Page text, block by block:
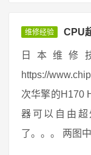
维修经验 CPU
日本维修
https://
次华擎的H170
器可以自由
了。。。 两图